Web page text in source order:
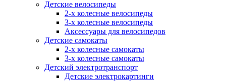
Детские велосипеды
2-х колесные велосипеды
3-х колесные велосипеды
Аксессуары для велосипедов
Детские самокаты
2-х колесные самокаты
3-х колесные самокаты
Детский электротранспорт
Детские электрокартинги